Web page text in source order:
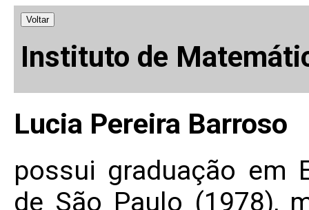
Voltar
Instituto de
Lucia Pereira Barroso
possui graduação em
de São Paulo (1978),